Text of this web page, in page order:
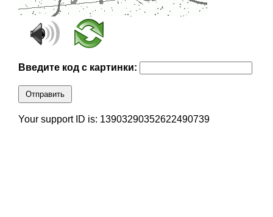
Введите код с картинки:
Отправить
Your support ID is: 13903290352622490739